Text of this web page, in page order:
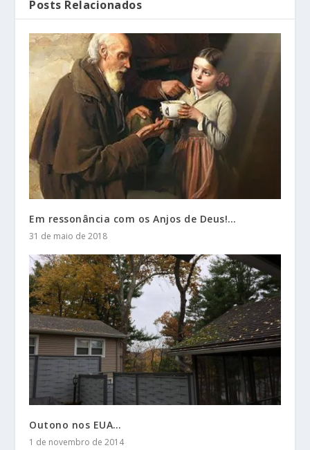
Posts Relacionados
Em ressonância com os Anjos de Deus!…
31 de maio de 2018
Outono nos EUA…
1 de novembro de 2014